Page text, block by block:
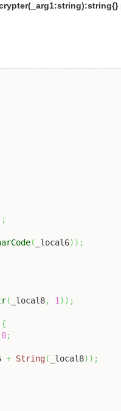
;
( _local6) ) ;
( _local8, 1) ) ;
{
0;
+ String( _local8) ) ;